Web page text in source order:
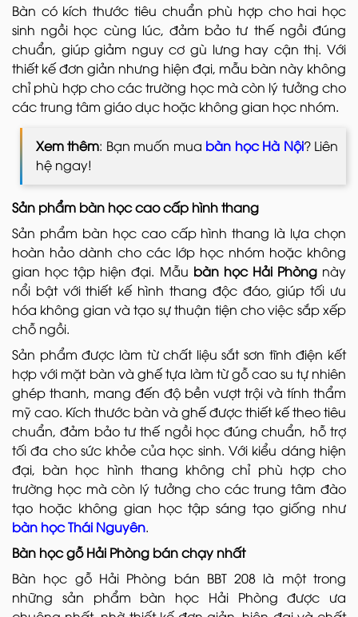
Bàn có kích thước tiêu chuẩn phù hợp cho hai học
sinh ngồi học cùng lúc, đảm bảo tư thế ngồi đúng
chuẩn, giúp giảm nguy cơ gù lưng hay cận thị. Với
thiết kế đơn giản nhưng hiện đại, mẫu bàn này không
chỉ phù hợp cho các trường học mà còn lý tưởng cho
các trung tâm giáo dục hoặc không gian học nhóm.
Xem thêm: Bạn muốn mua bàn học Hà Nội? Liên
hệ ngay!
Sản phẩm bàn học cao cấp hình thang
Sản phẩm bàn học cao cấp hình thang là lựa chọn
hoàn hảo dành cho các lớp học nhóm hoặc không
gian học tập hiện đại. Mẫu bàn học Hải Phòngnày
nổi bật với thiết kế hình thang độc đáo, giúp tối ưu
hóa không gian và tạo sự thuận tiện cho việc sắp xếp
chỗ ngồi.
Sản phẩm được làm từ chất liệu sắt sơn tĩnh điện kết
hợp với mặt bàn và ghế tựa làm từ gỗ cao su tự nhiên
ghép thanh, mang đến độ bền vượt trội và tính thẩm
mỹ cao. Kích thước bàn và ghế được thiết kế theo tiêu
chuẩn, đảm bảo tư thế ngồi học đúng chuẩn, hỗ trợ
tối đa cho sức khỏe của học sinh. Với kiểu dáng hiện
đại, bàn học hình thang không chỉ phù hợp cho
trường học mà còn lý tưởng cho các trung tâm đào
tạo hoặc không gian học tập sáng tạo giống như
bàn học Thái Nguyên.
Bàn học gỗ Hải Phòng bán chạy nhất
Bàn học gỗ Hải Phòng bán BBT 208 là một trong
những sản phẩm bàn học Hải Phòng được ưa